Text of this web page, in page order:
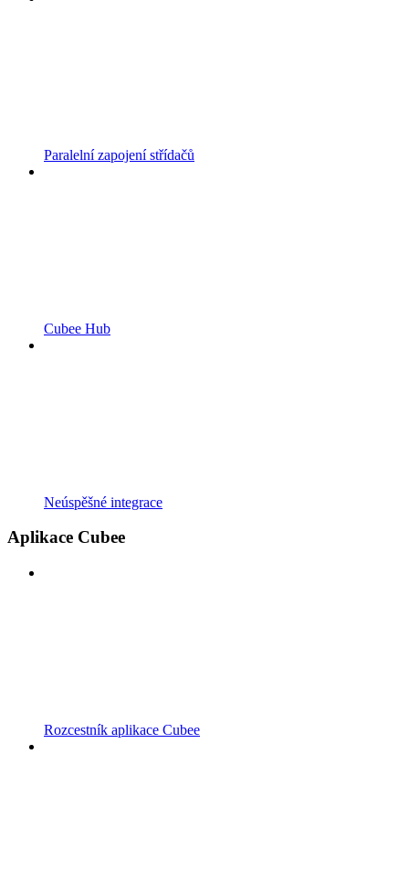
Paralelní zapojení střídačů
Cubee Hub
Neúspěšné integrace
Aplikace Cubee
Rozcestník aplikace Cubee